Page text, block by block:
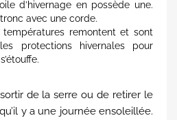
d’hivernage en possède une.
avec une corde.
remontent et sont
protections hivernales pour
de la serre ou de retirer le
y a une journée ensoleillée.